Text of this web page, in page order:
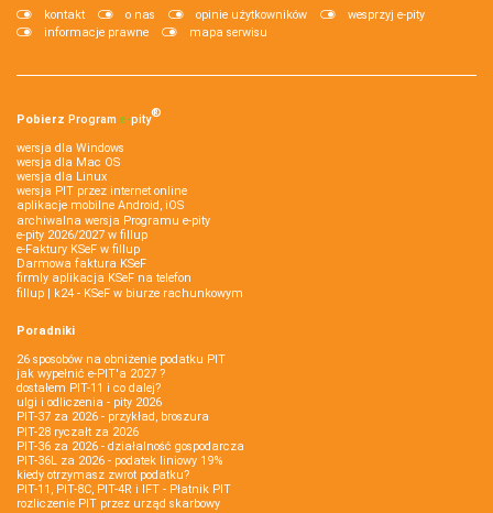
kontakt o nas opinie użytkowników
wesprzyj e-pity
informacje prawne
mapa serwisu
Pobierz Program e‑pity®
wersja dla Windows
wersja dla Mac OS
wersja dla Linux
wersja PIT przez internet online
aplikacje mobilne Android, iOS
archiwalna wersja Programu e-pity
e-pity 2026/2027 w fillup
e‑Faktury KSeF w fillup
Darmowa faktura KSeF
firmly aplikacja KSeF na telefon
fillup | k24 - KSeF w biurze rachunkowym
Poradniki
26 sposobów na obniżenie podatku PIT
jak wypełnić e-PIT'a 2027 ?
dostałem PIT-11 i co dalej?
ulgi i odliczenia - pity 2026
PIT-37 za 2026 - przykład, broszura
PIT-28 ryczałt za 2026
PIT-36 za 2026 - działalność gospodarcza
PIT-36L za 2026 - podatek liniowy 19%
kiedy otrzymasz zwrot podatku?
PIT-11, PIT-8C, PIT-4R i IFT - Płatnik PIT
rozliczenie PIT przez urząd skarbowy